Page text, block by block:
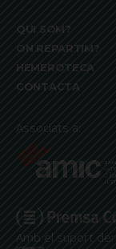
QUI SOM?
ON REPARTIM?
HEMEROTECA
CONTACTA
Associats a:
Amb el suport de: